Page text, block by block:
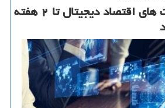
مدل توسعه شركت های اقتصاد دیجیتال تا ۲ هفته